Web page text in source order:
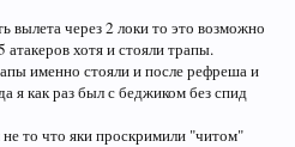
вылета через 2 локи то это возможно
атакеров хотя и стояли трапы.
именно стояли и после рефреша и
я как раз был с беджиком без спид
то что яки проскримили "читом"